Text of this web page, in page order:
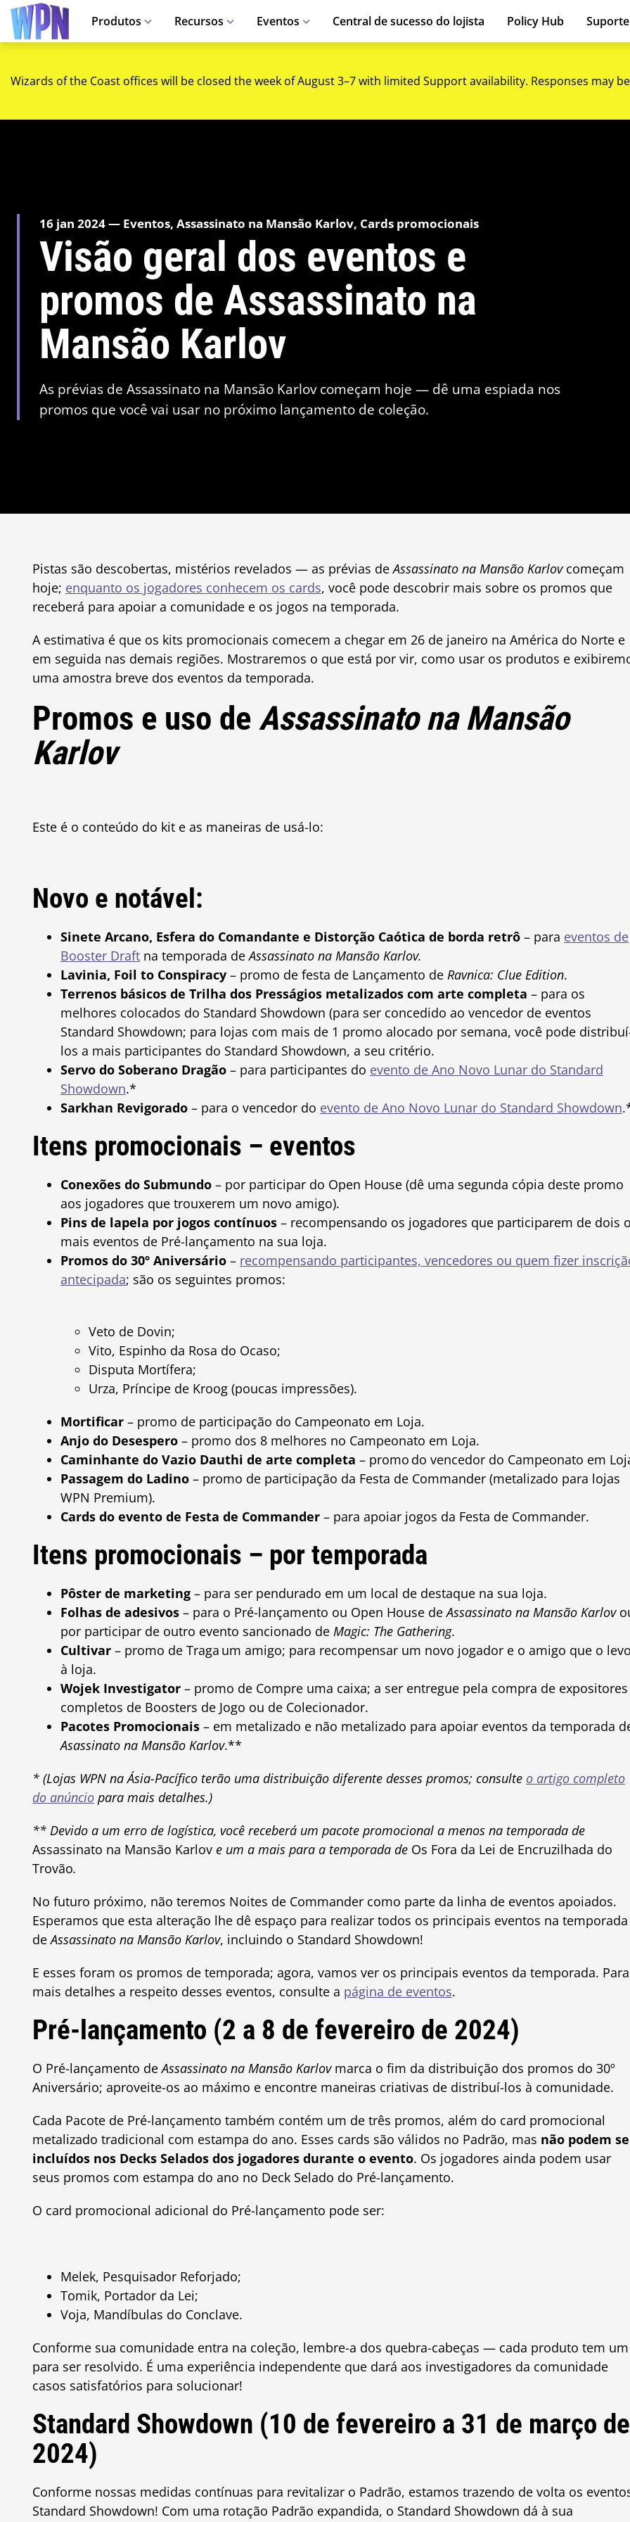
Produtos Recursos Eventos Central de sucesso do lojista Policy Hub
Wizards of the Coast offices will be closed the week of August 3–7 with limited Support availability. Responses may
16 jan 2024 — Eventos, Assassinato na Mansão Karlov, Cards promocionais
Visão geral dos eventos e
promos de Assassinato na
Mansão Karlov
As prévias de Assassinato na Mansão Karlov começam hoje — dê uma espiada nos
promos que você vai usar no próximo lançamento de coleção.
Pistas são descobertas, mistérios revelados — as prévias deAssassinato na Mansão Karlovcomeçam
hoje; enquanto os jogadores conhecem os cards, você pode descobrir mais sobre os promos que
receberá para apoiar a comunidade e os jogos na temporada.
A estimativa é que os kits promocionais comecem a chegar em 26 de janeiro na América do Norte e
em seguida nas demais regiões. Mostraremos o que está por vir, como usar os produtos e
uma amostra breve dos eventos da temporada.
Promos e uso deAssassinato na Mansão
Karlov
Este é o conteúdo do kit e as maneiras de usá-lo:
Novo e notável:
Sinete Arcano, Esfera do Comandante e Distorção Caótica de borda retrô– para eventos de
Booster Draftna temporada deAssassinato na Mansão Karlov.
Lavinia, Foil to Conspiracy – promo de festa de Lançamento de Ravnica: Clue Edition.
Terrenos básicos de Trilha dos Presságios metalizados com arte completa – para os
melhores colocados do Standard Showdown (para ser concedido ao vencedor de eventos
Standard Showdown; para lojas com mais de 1 promo alocado por semana, você pode
los a mais participantes do Standard Showdown, a seu critério.
Servo do Soberano Dragão– para participantes do evento de Ano Novo Lunar do Standard
Showdown.*
Sarkhan Revigorado– para o vencedor do evento de Ano Novo Lunar do Standard Showdown
Itens promocionais – eventos
Conexões do Submundo– por participar do Open House (dê uma segunda cópia deste promo
aos jogadores que trouxerem um novo amigo).
Pins de lapela por jogos contínuos– recompensando os jogadores que participarem de dois
mais eventos de Pré-lançamento na sua loja.
Promos do 30º Aniversário– recompensando participantes, vencedores ou quem fizer
antecipada; são os seguintes promos:
Veto de Dovin;
Vito, Espinho da Rosa do Ocaso;
Disputa Mortífera;
Urza, Príncipe de Kroog (poucas impressões).
Mortificar– promo de participação do Campeonato em Loja.
Anjo do Desespero– promo dos 8 melhores no Campeonato em Loja.
Caminhante do Vazio Dauthi de arte completa – promo do vencedor do Campeonato em
Passagem do Ladino– promo de participação da Festa de Commander (metalizado para lojas
WPN Premium).
Cards do evento de Festa de Commander– para apoiar jogos da Festa de Commander.
Itens promocionais – por temporada
Pôster de marketing– para ser pendurado em um local de destaque na sua loja.
Folhas de adesivos– para o Pré-lançamento ou Open House deAssassinato na Mansão Karlov
por participar de outro evento sancionado de Magic: The Gathering.
Cultivar– promo de Traga um amigo; para recompensar um novo jogador e o amigo que o
à loja.
Wojek Investigator– promo de Compre uma caixa; a ser entregue pela compra de expositores
completos de Boosters de Jogo ou de Colecionador.
Pacotes Promocionais– em metalizado e não metalizado para apoiar eventos da temporada
Asassinato na Mansão Karlov.**
* (Lojas WPN na Ásia-Pacífico terão uma distribuição diferente desses promos; consulte o artigo completo
do anúnciopara mais detalhes.)
** Devido a um erro de logística, você receberá um pacote promocional a menos na temporada de
Assassinato na Mansão Karlove um a mais para a temporada de Os Fora da Lei de Encruzilhada do
Trovão.
No futuro próximo, não teremos Noites de Commander como parte da linha de eventos apoiados.
Esperamos que esta alteração lhe dê espaço para realizar todos os principais eventos na temporada
deAssassinato na Mansão Karlov, incluindo o Standard Showdown!
E esses foram os promos de temporada; agora, vamos ver os principais eventos da temporada. Para
mais detalhes a respeito desses eventos, consulte a página de eventos.
Pré-lançamento (2 a 8 de fevereiro de 2024)
O Pré-lançamento deAssassinato na Mansão Karlovmarca o fim da distribuição dos promos do 30º
Aniversário; aproveite-os ao máximo e encontre maneiras criativas de distribuí-los à comunidade.
Cada Pacote de Pré-lançamento também contém um de três promos, além do card promocional
metalizado tradicional com estampa do ano. Esses cards são válidos no Padrão, mas não podem
incluídos nos Decks Selados dos jogadores durante o evento. Os jogadores ainda podem usar
seus promos com estampa do ano no Deck Selado do Pré-lançamento.
O card promocional adicional do Pré-lançamento pode ser:
Melek, Pesquisador Reforjado;
Tomik, Portador da Lei;
Voja, Mandíbulas do Conclave.
Conforme sua comunidade entra na coleção, lembre-a dos quebra-cabeças — cada produto tem um
para ser resolvido. É uma experiência independente que dará aos investigadores da comunidade
casos satisfatórios para solucionar!
Standard Showdown (10 de fevereiro a 31 de março de
2024)
Conforme nossas medidas contínuas para revitalizar o Padrão, estamos trazendo de volta os
Standard Showdown! Com uma rotação Padrão expandida, o Standard Showdown dá à sua